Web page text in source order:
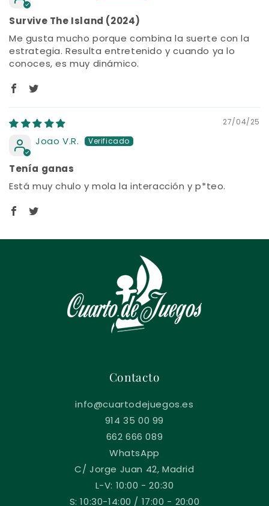
Survive The Island (2024)
Me gusta mucho porque combina la suerte con la
estrategia. Resulta entretenido y cuando ya lo
conoces, es muy dinámico.
27/04/25
Joao V.R.
Tenía ganas
Está muy chulo y mola la interacción y p*teo.
Contacto
info@cuartodejuegos.es
914 35 00 99
662 666 089
WhatsApp
C/ Jorge Juan 42, Madrid
L-V: 10:00 - 20:30
S: 10:30-14:00 / 17:00 - 20:00